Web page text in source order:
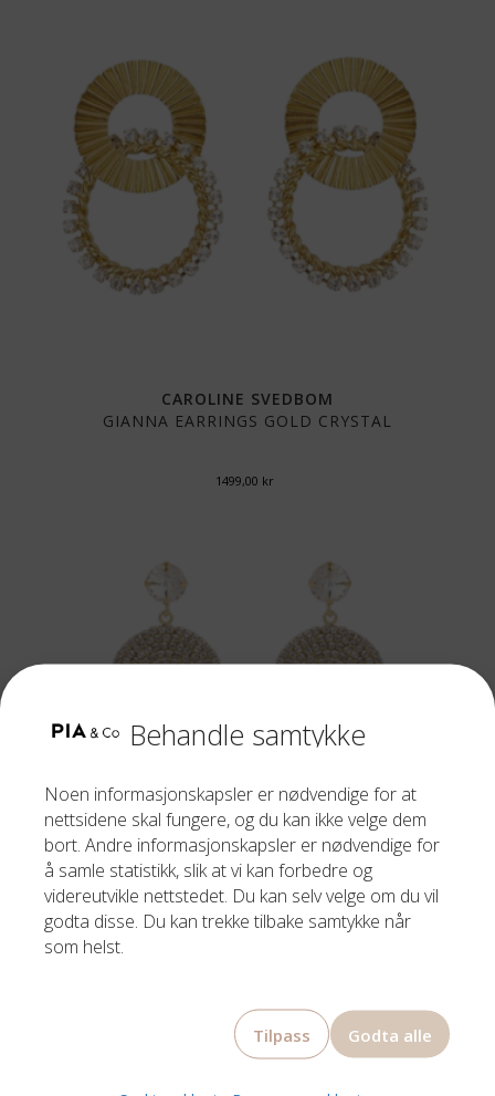
Behandle samtykke
Noen informasjonskapsler er nødvendige for at
nettsidene skal fungere, og du kan ikke velge dem
bort. Andre informasjonskapsler er nødvendige for
å samle statistikk, slik at vi kan forbedre og
videreutvikle nettstedet. Du kan selv velge om du vil
godta disse. Du kan trekke tilbake samtykke når
som helst.
Godta alle
Tilpass
CAROLINE SVEDBOM
GIANNA EARRINGS GOLD CRYSTAL
1499,00 kr
2999,00kr